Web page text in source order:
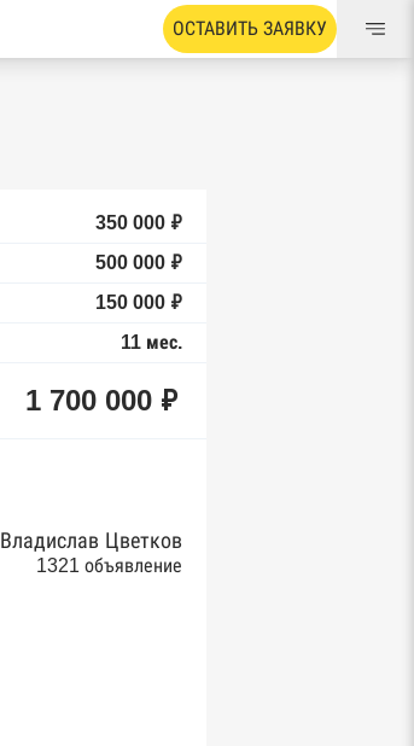
ОСТАВИТЬ ЗАЯВКУ
350 000 ₽
500 000 ₽
150 000 ₽
11 мес.
1 700 000 ₽
Владислав Цветков
1321 объявление